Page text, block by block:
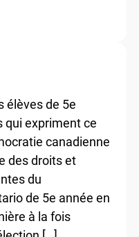
élèves de 5e
qui expriment ce
canadienne
des droits et
du
de 5e année en
à la fois